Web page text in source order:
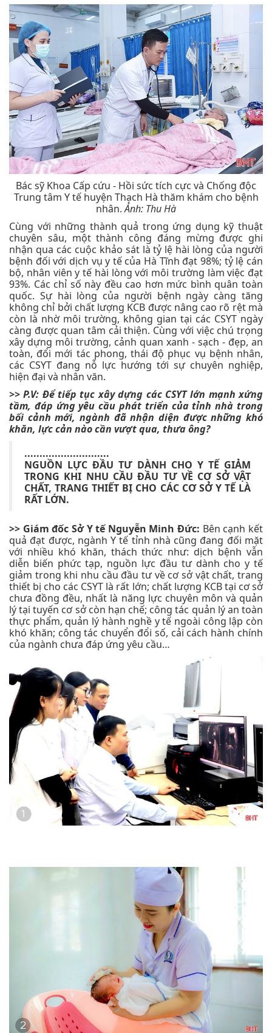
Bác sỹ Khoa Cấp cứu - Hồi sức tích cực và Chống độc
Trung tâm Y tế huyện Thạch Hà thăm khám cho bệnh
nhân.Ảnh: Thu Hà
Cùng với những thành quả trong ứng dụng kỹ thuật
chuyên sâu, một thành công đáng mừng được ghi
nhận qua các cuộc khảo sát là tỷ lệ hài lòng của người
bệnh đối với dịch vụ y tế của Hà Tĩnh đạt 98%; tỷ lệ cán
bộ, nhân viên y tế hài lòng với môi trường làm việc đạt
93%. Các chỉ số này đều cao hơn mức bình quân toàn
quốc. Sự hài lòng của người bệnh ngày càng tăng
không chỉ bởi chất lượng KCB được nâng cao rõ rệt mà
còn là nhờ môi trường, không gian tại các CSYT ngày
càng được quan tâm cải thiện. Cùng với việc chú trọng
xây dựng môi trường, cảnh quan xanh - sạch - đẹp, an
toàn, đổi mới tác phong, thái độ phục vụ bệnh nhân,
các CSYT đang nỗ lực hướng tới sự chuyên nghiệp,
hiện đại và nhân văn.
>> P.V: Để tiếp tục xây dựng các CSYT lớn mạnh xứng
tầm, đáp ứng yêu cầu phát triển của tỉnh nhà trong
bối cảnh mới, ngành đã nhận diện được những khó
khăn, lực cản nào cần vượt qua, thưa ông?
............................
NGUỒN LỰC ĐẦU TƯ DÀNH CHO Y TẾ GIẢM
TRONG KHI NHU CẦU ĐẦU TƯ VỀ CƠ SỞ VẬT
CHẤT, TRANG THIẾT BỊ CHO CÁC CƠ SỞ Y TẾ LÀ
RẤT LỚN.
>> Giám đốc Sở Y tế Nguyễn Minh Đức: Bên cạnh kết
quả đạt được, ngành Y tế tỉnh nhà cũng đang đối mặt
với nhiều khó khăn, thách thức như: dịch bệnh vẫn
diễn biến phức tạp, nguồn lực đầu tư dành cho y tế
giảm trong khi nhu cầu đầu tư về cơ sở vật chất, trang
thiết bị cho các CSYT là rất lớn; chất lượng KCB tại cơ sở
chưa đồng đều, nhất là năng lực chuyên môn và quản
lý tại tuyến cơ sở còn hạn chế; công tác quản lý an toàn
thực phẩm, quản lý hành nghề y tế ngoài công lập còn
khó khăn; công tác chuyển đổi số, cải cách hành chính
của ngành chưa đáp ứng yêu cầu…